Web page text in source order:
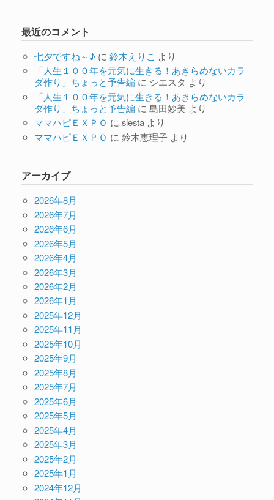
最近のコメント
七夕ですね～♪に 鈴木えりこ より
「人生１００年を元気に生きる！あきらめないカラ
ダ作り」ちょっと予告編に シエスタ より
「人生１００年を元気に生きる！あきらめないカラ
ダ作り」ちょっと予告編に 島田妙美 より
ママハピＥＸＰＯ に siestaより
ママハピＥＸＰＯ に 鈴木恵理子より
アーカイブ
2026年8月
2026年7月
2026年6月
2026年5月
2026年4月
2026年3月
2026年2月
2026年1月
2025年12月
2025年11月
2025年10月
2025年9月
2025年8月
2025年7月
2025年6月
2025年5月
2025年4月
2025年3月
2025年2月
2025年1月
2024年12月